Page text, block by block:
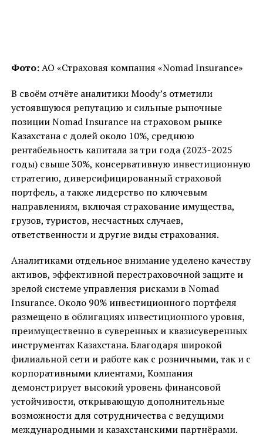
Фото:АО «Страховая компания «Nomad Insurance»
В своём отчёте аналитики Moody’s отметили
устоявшуюся репутацию и сильные рыночные
позиции Nomad Insurance на страховом рынке
Казахстана с долей около 10%, среднюю
рентабельность капитала за три года (2023-2025
годы) свыше 30%, консервативную инвестиционную
стратегию, диверсифицированный страховой
портфель, а также лидерство по ключевым
направлениям, включая страхование имущества,
грузов, туристов, несчастных случаев,
ответственности и другие виды страхования.
Аналитиками отдельное внимание уделено качеству
активов, эффективной перестраховочной защите и
зрелой системе управления рисками в Nomad
Insurance. Около 90% инвестиционного портфеля
размещено в облигациях инвестиционного уровня,
преимущественно в суверенных и квазисуверенных
инструментах Казахстана. Благодаря широкой
филиальной сети и работе как с розничными, так и с
корпоративными клиентами, Компания
демонстрирует высокий уровень финансовой
устойчивости, открывающую дополнительные
возможности для сотрудничества с ведущими
международными и казахстанскими партнёрами.